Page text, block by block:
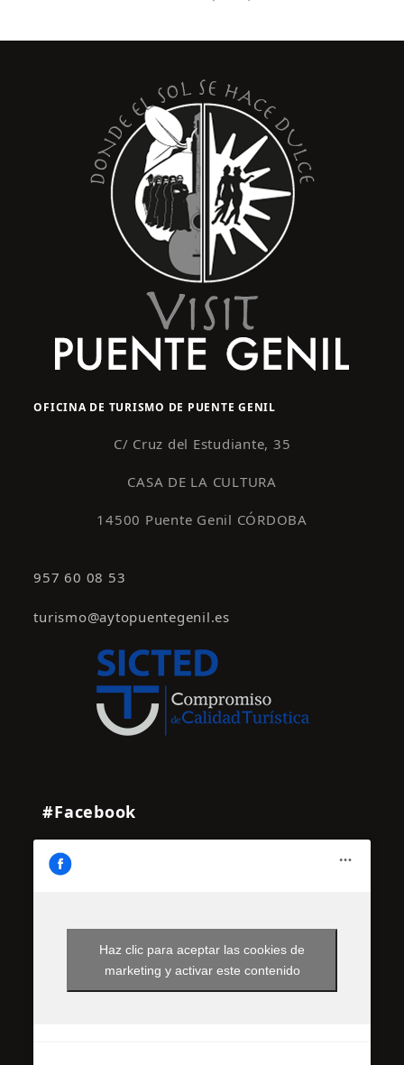
OFICINA DE TURISMO DE PUENTE GENIL
C/ Cruz del Estudiante, 35
CASA DE LA CULTURA
14500 Puente Genil CÓRDOBA
957 60 08 53
turismo@aytopuentegenil.es
#Facebook
Haz clic para aceptar las cookies de
marketing y activar este contenido